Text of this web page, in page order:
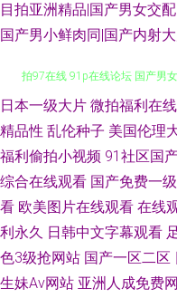
目拍亚洲精品|国产男女交
国产男小鲜肉同|国产内射
性色四虎五月天 欧美性片久久
拍97在线 91p在线论坛 国产男
日产综合 黄色成人在线视频观
体验区 精品优物 91免费入口观
高清丁香 91瑟瑟 日本免费片
日本一级大片 微拍福利在
精品性 乱伦种子 美国伦理
福利偷拍小视频 91社区国
综合在线观看 国产免费一
看 欧美图片在线观看 在线
利永久 日韩中文字幕观看
色3级抢网站 国产一区二区
生妹Av网站 亚洲人成免费